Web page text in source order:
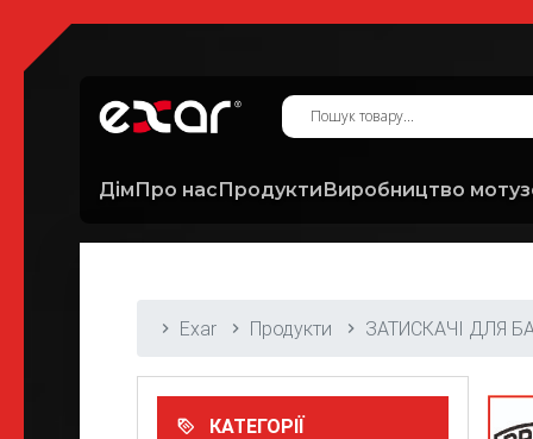
ДімПро насПродуктиВиробництво
Exar Продукти ЗАТИСКАЧІ ДЛЯ
КАТЕГОРІЇ